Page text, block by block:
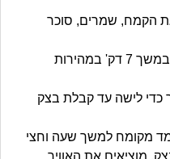
הקמח, שמרים, סוכר
מוסיפים את הביצים, מלח ולשים במשך 7 דק' במהירות
לישה עד קבלת בצק
מקומח למשך שעה וחצי
מוציאים את האוויר